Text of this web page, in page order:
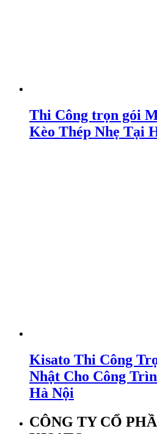
Thi Công trọn gói
Kèo Thép Nhẹ Tại
Kisato Thi Công
Nhật Cho Công
Hà Nội
CÔNG TY CỔ